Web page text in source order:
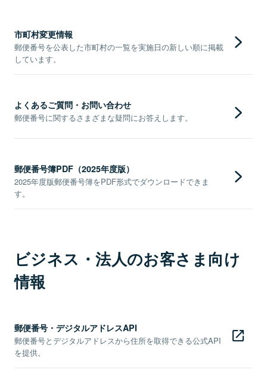
市町村変更情報
郵便番号を公表した市町村の一覧を実施日の新しい順に掲載
しています。
よくあるご質問・お問い合わせ
郵便番号に関するさまざまな疑問にお答えします。
郵便番号簿PDF（2025年度版）
2025年度版郵便番号簿をPDF形式でダウンロードできま
す。
ビジネス・法人のお客さま向け
情報
郵便番号・デジタルアドレスAPI
郵便番号とデジタルアドレスから住所を取得できる公式API
を提供。